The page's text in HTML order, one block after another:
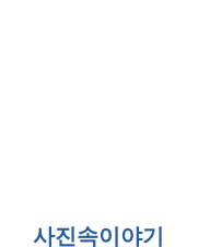
사진속이야기